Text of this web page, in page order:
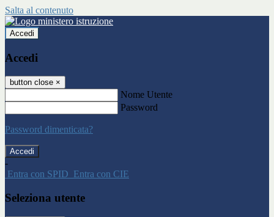
Salta al contenuto
Accedi
Accedi
button close ×
Nome Utente
Password
Password dimenticata?
-
Entra con SPID Entra con CIE
Seleziona utente